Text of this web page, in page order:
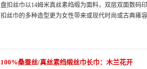
盘扣丝巾以14姆米真丝素绉缎为面料，双层双面数码
扣丝巾的多种造型更为女性带来或现代时尚或古典雍容
100%桑蚕丝/真丝素绉缎丝巾长巾：木兰花开